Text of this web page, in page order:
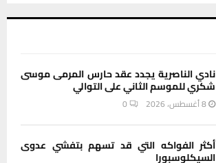
نادي الناصرية يجدد عقد حارس المرمى موسى
شكري للموسم الثاني على التوالي
8 أغسطس، 2026 0
أكثر الفواكه التي قد تسهم بتفشي عدوى
السيكلوسبورا